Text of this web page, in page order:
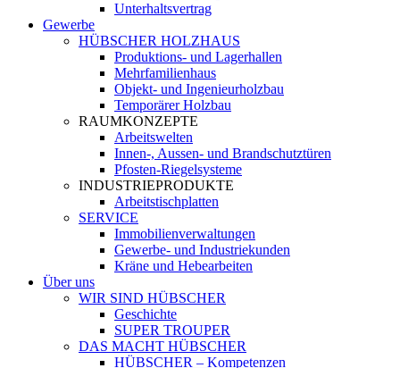
Unterhaltsvertrag
Gewerbe
HÜBSCHER HOLZHAUS
Produktions- und Lagerhallen
Mehrfamilienhaus
Objekt- und Ingenieurholzbau
Temporärer Holzbau
RAUMKONZEPTE
Arbeitswelten
Innen-, Aussen- und Brandschutztüren
Pfosten-Riegelsysteme
INDUSTRIEPRODUKTE
Arbeitstischplatten
SERVICE
Immobilienverwaltungen
Gewerbe- und Industriekunden
Kräne und Hebearbeiten
Über uns
WIR SIND HÜBSCHER
Geschichte
SUPER TROUPER
DAS MACHT HÜBSCHER
HÜBSCHER – Kompetenzen